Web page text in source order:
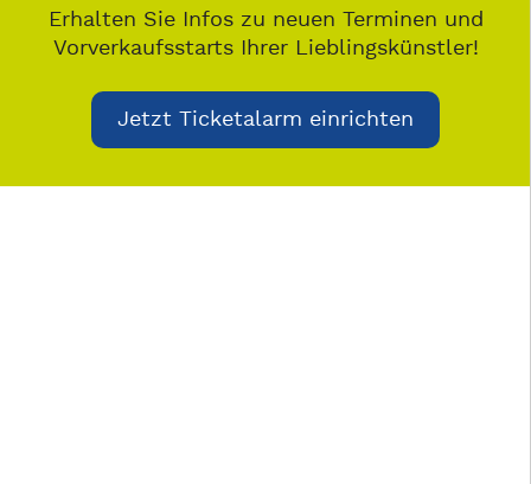
Erhalten Sie Infos zu neuen Terminen und
Vorverkaufsstarts Ihrer Lieblingskünstler!
Jetzt Ticketalarm einrichten